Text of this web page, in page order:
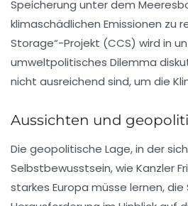
Speicherung unter dem
klimaschädlichen Emissionen zu
Storage“-Projekt (CCS) wird in
umweltpolitisches Dilemma
nicht ausreichend sind, um die
Aussichten und
Die geopolitische Lage, in der
Selbstbewusstsein, wie Kanzler
starkes Europa müsse lernen,